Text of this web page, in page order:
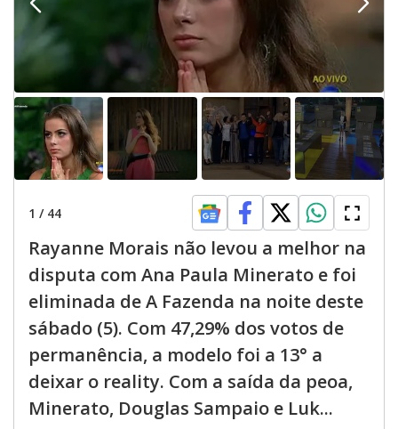
1 / 44
Rayanne Morais não levou a melhor na
disputa com Ana Paula Minerato e foi
eliminada de A Fazenda na noite deste
sábado (5). Com 47,29% dos votos de
permanência, a modelo foi a 13° a
deixar o reality. Com a saída da peoa,
Minerato, Douglas Sampaio e Luk...